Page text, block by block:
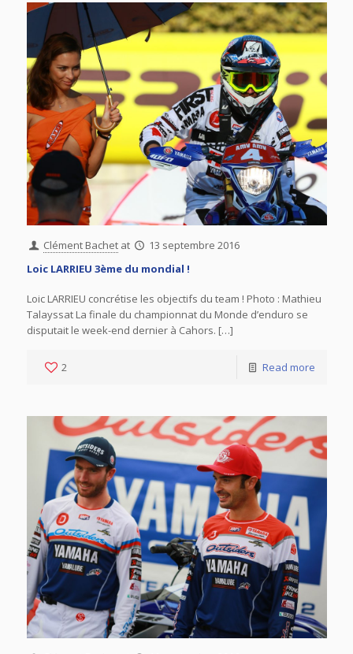
Clément Bachet at
13 septembre 2016
Loic LARRIEU 3ème du mondial !
Loic LARRIEU concrétise les objectifs du team ! Photo : Mathieu
Talayssat La finale du championnat du Monde d’enduro se
disputait le week-end dernier à Cahors. […]
2 Read more